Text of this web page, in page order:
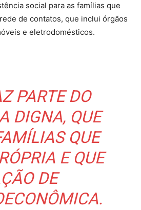
social para as famílias que
de contatos, que inclui órgãos
e eletrodomésticos.
PARTE DO
DIGNA, QUE
QUE
E QUE
DE